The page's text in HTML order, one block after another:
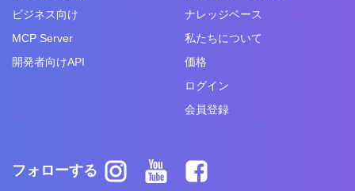
ビジネス向け
MCP Server
開発者向けAPI
ナレッジベース
私たちについて
価格
ログイン
会員登録
フォローする